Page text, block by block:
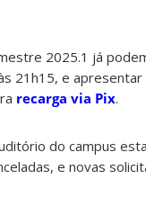
2025.1 já
21h15, e
recarga via Pix.
do campus
e novas